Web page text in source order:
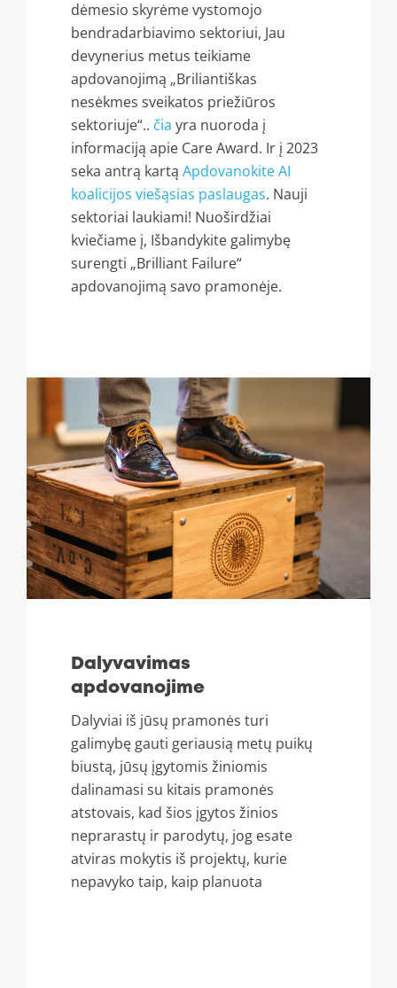
dėmesio skyrėme vystomojo
bendradarbiavimo sektoriui, Jau
devynerius metus teikiame
apdovanojimą „Briliantiškas
nesėkmes sveikatos priežiūros
sektoriuje“.. čia yra nuoroda į
informaciją apie Care Award. Ir į 2023
seka antrą kartą Apdovanokite AI
koalicijos viešąsias paslaugas. Nauji
sektoriai laukiami! Nuoširdžiai
kviečiame į, Išbandykite galimybę
surengti „Brilliant Failure“
apdovanojimą savo pramonėje.
Dalyvavimas
apdovanojime
Dalyviai iš jūsų pramonės turi
galimybę gauti geriausią metų puikų
biustą, jūsų įgytomis žiniomis
dalinamasi su kitais pramonės
atstovais, kad šios įgytos žinios
neprarastų ir parodytų, jog esate
atviras mokytis iš projektų, kurie
nepavyko taip, kaip planuota